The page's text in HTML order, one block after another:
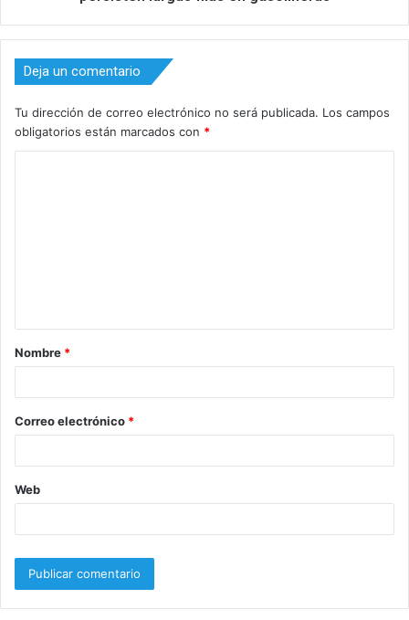
Deja un comentario
Tu dirección de correo electrónico no será publicada. Los campos
obligatorios están marcados con *
a
r
*
Nombre *
Correo electrónico *
Web